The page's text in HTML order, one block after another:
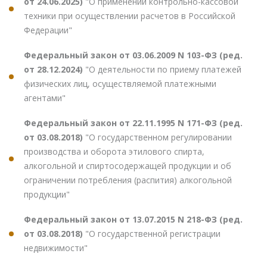
техники при осуществлении расчетов в Российской
Федерации"
Федеральный закон от 03.06.2009 N 103-ФЗ (ред.
от 28.12.2024) "О деятельности по приему платежей
физических лиц, осуществляемой платежными
агентами"
Федеральный закон от 22.11.1995 N 171-ФЗ (ред.
от 03.08.2018) "О государственном регулировании
производства и оборота этилового спирта,
алкогольной и спиртосодержащей продукции и об
ограничении потребления (распития) алкогольной
продукции"
Федеральный закон от 13.07.2015 N 218-ФЗ (ред.
от 03.08.2018) "О государственной регистрации
недвижимости"